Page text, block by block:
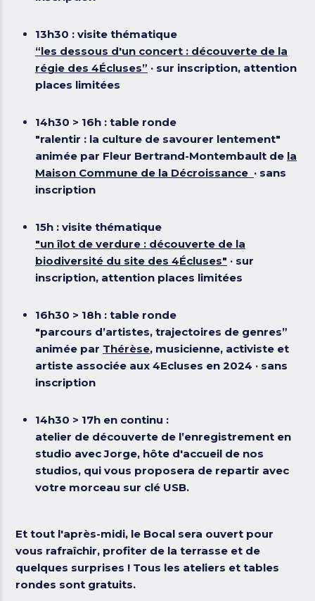
13h30 :visite thématique
“les dessous d'un concert : découverte de la
régie des 4Écluses” · sur inscription, attention
places limitées
14h30 > 16h :table ronde
"ralentir : la culture de savourer lentement"
animée par Fleur Bertrand-Montembault de la
Maison Commune de la Décroissance · sans
inscription
15h :visite thématique
"un îlot de verdure : découverte de la
biodiversité du site des 4Écluses" · sur
inscription, attention places limitées
16h30 > 18h :table ronde
"parcours d’artistes, trajectoires de genres”
animée par Thérèse, musicienne, activiste et
artiste associée aux 4Ecluses en 2024 · sans
inscription
14h30 > 17h en continu :
atelier de découverte de l’enregistrement en
studio avec Jorge, hôte d'accueil de nos
studios, qui vous proposera de repartir avec
votre morceau sur clé USB.
Et tout l'après-midi, le Bocal sera ouvert pour
vous rafraîchir, profiter de la terrasse et de
quelques surprises ! Tous les ateliers et tables
rondes sont gratuits.